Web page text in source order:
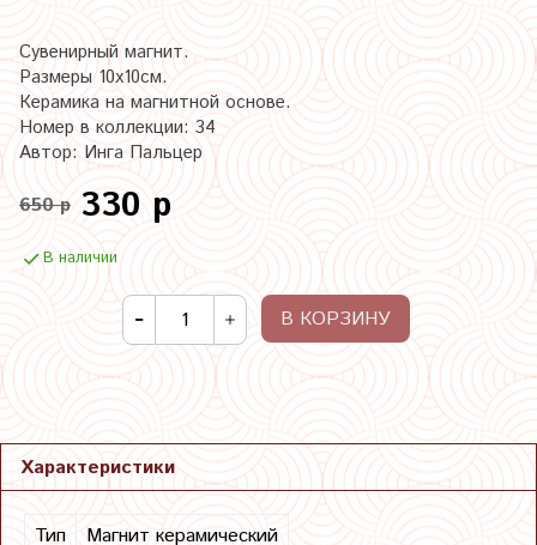
Сувенирный магнит.
Размеры 10х10см.
Керамика на магнитной основе.
Номер в коллекции: 34
Автор: Инга Пальцер
650 р 330 р
В наличии
В КОРЗИНУ
Характеристики
Тип Магнит керамический